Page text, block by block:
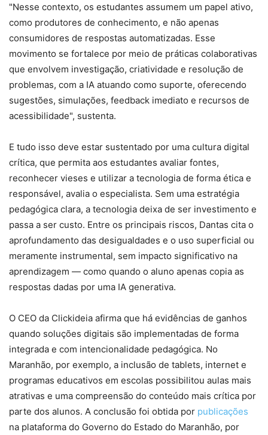
"Nesse contexto, os estudantes assumem um papel ativo,
como produtores de conhecimento, e não apenas
consumidores de respostas automatizadas. Esse
movimento se fortalece por meio de práticas colaborativas
que envolvem investigação, criatividade e resolução de
problemas, com a IA atuando como suporte, oferecendo
sugestões, simulações, feedback imediato e recursos de
acessibilidade", sustenta.
E tudo isso deve estar sustentado por uma cultura digital
crítica, que permita aos estudantes avaliar fontes,
reconhecer vieses e utilizar a tecnologia de forma ética e
responsável, avalia o especialista. Sem uma estratégia
pedagógica clara, a tecnologia deixa de ser investimento e
passa a ser custo. Entre os principais riscos, Dantas cita o
aprofundamento das desigualdades e o uso superficial ou
meramente instrumental, sem impacto significativo na
aprendizagem — como quando o aluno apenas copia as
respostas dadas por uma IA generativa.
O CEO da Clickideia afirma que há evidências de ganhos
quando soluções digitais são implementadas de forma
integrada e com intencionalidade pedagógica. No
Maranhão, por exemplo, a inclusão de tablets, internet e
programas educativos em escolas possibilitou aulas mais
atrativas e uma compreensão do conteúdo mais crítica por
parte dos alunos. A conclusão foi obtida por publicações
na plataforma do Governo do Estado do Maranhão, por